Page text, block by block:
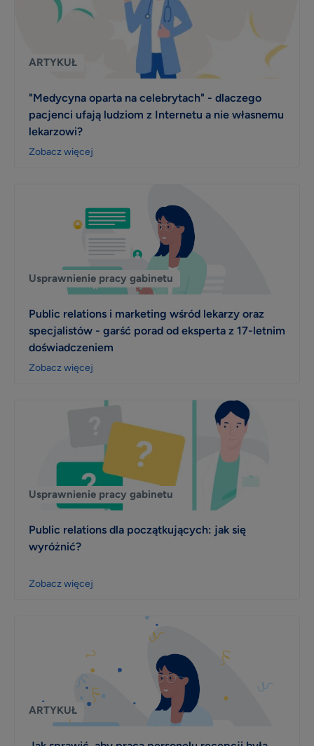
ARTYKUŁ
"Medycyna oparta na celebrytach" - dlaczego
pacjenci ufają ludziom z Internetu a nie własnemu
lekarzowi?
Zobacz więcej
Usprawnienie pracy gabinetu
Public relations i marketing wśród lekarzy oraz
specjalistów - garść porad od eksperta z 17-letnim
doświadczeniem
Zobacz więcej
Usprawnienie pracy gabinetu
Public relations dla początkujących: jak się
wyróżnić?
Zobacz więcej
ARTYKUŁ